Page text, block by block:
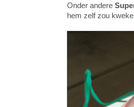
Onder andere
hem zelf zou